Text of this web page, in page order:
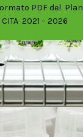
PDF del Plan
2021 – 2026